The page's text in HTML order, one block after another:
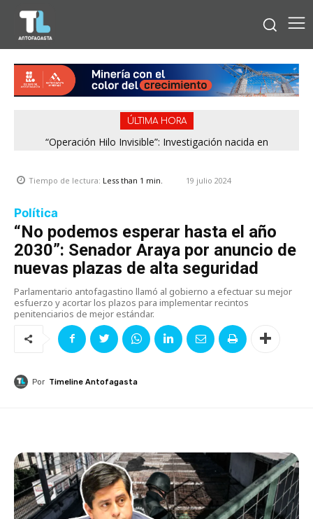
ÚLTIMA HORA
“Operación Hilo Invisible”: Investigación nacida en
Tiempo de lectura: Less than 1 min. 19 julio 2024
Política
“No podemos esperar hasta el año
2030”: Senador Araya por anuncio de
nuevas plazas de alta seguridad
Parlamentario antofagastino llamó al gobierno a efectuar su mejor
esfuerzo y acortar los plazos para implementar recintos
penitenciarios de mejor estándar.
Por Timeline Antofagasta